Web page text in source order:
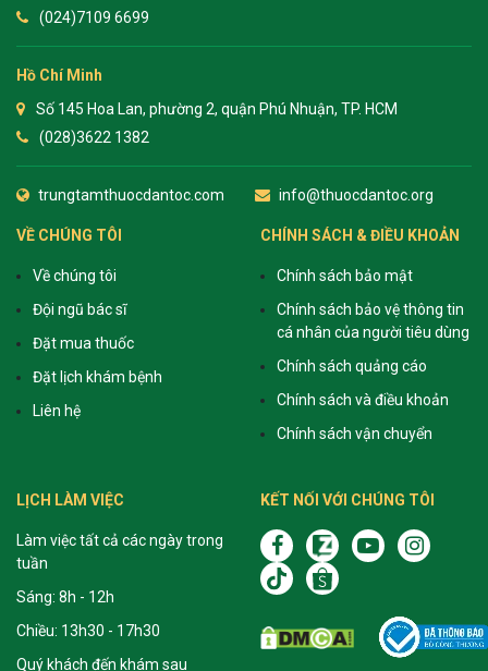
(024)7109 6699
Hồ Chí Minh
Số 145 Hoa Lan, phường 2, quận Phú Nhuận, TP. HCM
(028)3622 1382
trungtamthuocdantoc.com info@thuocdantoc.org
VỀ CHÚNG TÔI
Về chúng tôi
Đội ngũ bác sĩ
Đặt mua thuốc
Đặt lịch khám bệnh
Liên hệ
CHÍNH SÁCH & ĐIỀU KHOẢN
Chính sách bảo mật
Chính sách bảo vệ thông tin
cá nhân của người tiêu dùng
Chính sách quảng cáo
Chính sách và điều khoản
Chính sách vận chuyển
LỊCH LÀM VIỆC
Làm việc tất cả các ngày trong
tuần
Sáng: 8h - 12h
Chiều: 13h30 - 17h30
Quý khách đến khám sau
KẾT NỐI VỚI CHÚNG TÔI